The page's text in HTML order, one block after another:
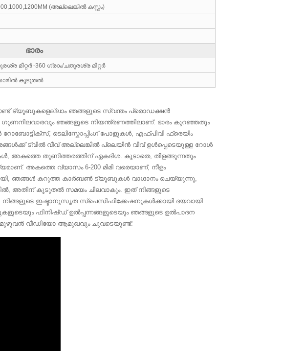
(അല്ലെങ്കിൽ കസ്റ്റം)
ഭാരം
മീറ്റർ -360 ഗ്രാം/ചതുരശ്ര മീറ്റർ
കൂടുതൽ
ട്യൂബുകളെല്ലാം ഞങ്ങളുടെ സ്വന്തം പ്രൊഡക്ഷൻ
ഗുണനിലവാരവും ഞങ്ങളുടെ നിയന്ത്രണത്തിലാണ്. ഭാരം കുറഞ്ഞതും
ടെലിസ്കോപ്പിംഗ് പോളുകൾ, എഫ്‌പിവി ഫ്രെയിം
ട്വിൽ വീവ് അല്ലെങ്കിൽ പ്ലെയിൻ വീവ് ഉൾപ്പെടെയുള്ള റോൾ
തുണിത്തരത്തിന് ഏകദിശ. കൂടാതെ, തിളങ്ങുന്നതും
അകത്തെ വ്യാസം 6-200 മിമി വരെയാണ്, നീളം
ഞങ്ങൾ കറുത്ത കാർബൺ ട്യൂബുകൾ വാഗ്ദാനം ചെയ്യുന്നു,
അതിന് കൂടുതൽ സമയം ചിലവാകും. ഇത് നിങ്ങളുടെ
നിങ്ങളുടെ ഇഷ്ടാനുസൃത സ്പെസിഫിക്കേഷനുകൾക്കായി ദയവായി
ഫിനിഷ്ഡ് ഉൽപ്പന്നങ്ങളുടെയും ഞങ്ങളുടെ ഉൽ‌പാദന
മുഴുവൻ വീഡിയോ ആമുഖവും ചുവടെയുണ്ട്: